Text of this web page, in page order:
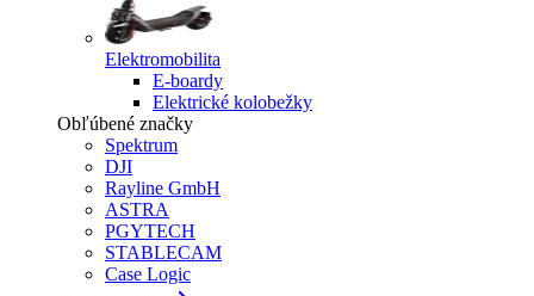
Elektromobilita
E-boardy
Elektrické kolobežky
Obľúbené značky
Spektrum
DJI
Rayline GmbH
ASTRA
PGYTECH
STABLECAM
Case Logic